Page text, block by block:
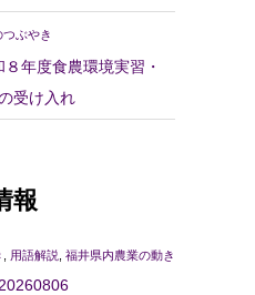
ぶやき
年度食農環境実習・
受け入れ
報
用語解説 福井県内農業の動き